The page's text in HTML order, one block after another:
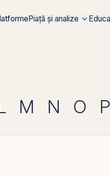
Piață și analize
M N O P